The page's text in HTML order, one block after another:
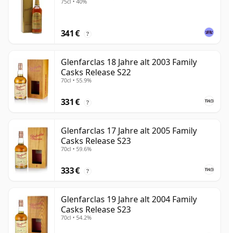
341 € ?
Glenfarclas 18 Jahre alt 2003 Family
Casks Release S22
70cl • 55.9%
331 € ?
Glenfarclas 17 Jahre alt 2005 Family
Casks Release S23
70cl • 59.6%
333 € ?
Glenfarclas 19 Jahre alt 2004 Family
Casks Release S23
70cl • 54.2%